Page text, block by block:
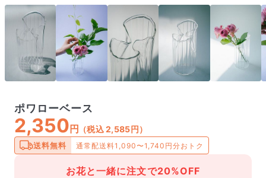
ポワローベース
2,350 円 （税込 2,585円）
送料無料 通常配送料1,090〜1,740円分おトク
お花と一緒に注文で20%OFF